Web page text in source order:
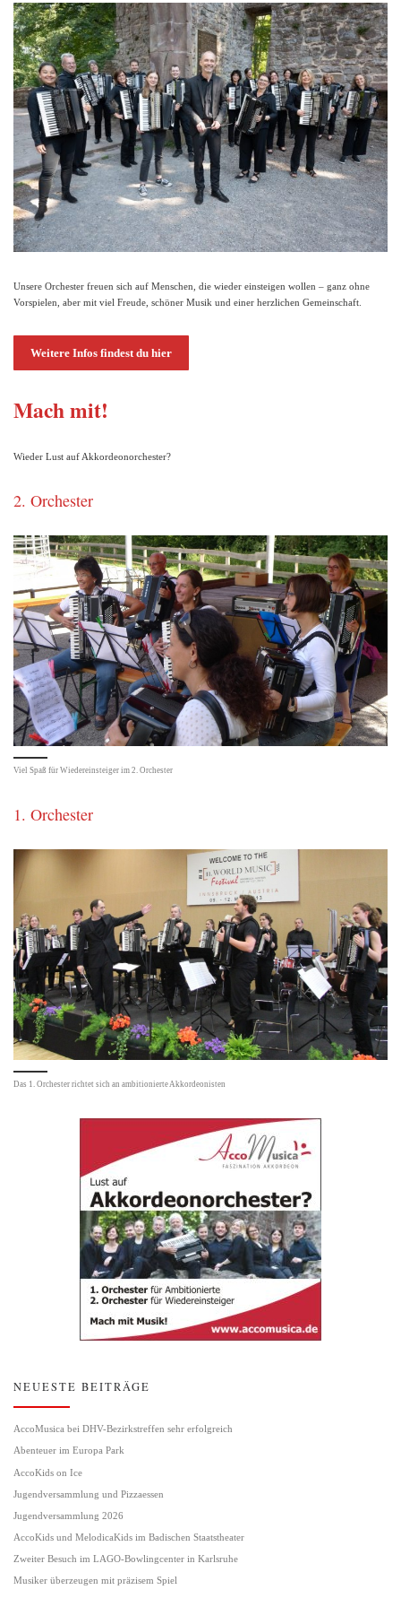
Unsere Orchester freuen sich auf Menschen, die wieder einsteigen wollen – ganz ohne
Vorspielen, aber mit viel Freude, schöner Musik und einer herzlichen Gemeinschaft.
Weitere Infos findest du hier
Mach mit!
Wieder Lust auf Akkordeonorchester?
2. Orchester
Viel Spaß für Wiedereinsteiger im 2. Orchester
1. Orchester
Das 1. Orchester richtet sich an ambitionierte Akkordeonisten
NEUESTE BEITRÄGE
AccoMusica bei DHV-Bezirkstreffen sehr erfolgreich
Abenteuer im Europa Park
AccoKids on Ice
Jugendversammlung und Pizzaessen
Jugendversammlung 2026
AccoKids und MelodicaKids im Badischen Staatstheater
Zweiter Besuch im LAGO-Bowlingcenter in Karlsruhe
Musiker überzeugen mit präzisem Spiel